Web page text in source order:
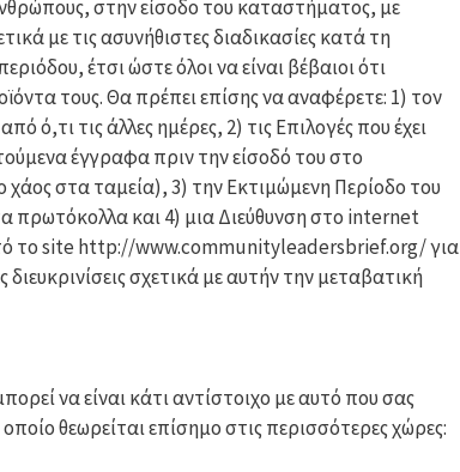
στην είσοδο του καταστήματος, με
με τις ασυνήθιστες διαδικασίες κατά τη
έτσι ώστε όλοι να είναι βέβαιοι ότι
τους. Θα πρέπει επίσης να αναφέρετε: 1) τον
ό,τι τις άλλες ημέρες, 2) τις Επιλογές που έχει
έγγραφα πριν την είσοδό του στο
στα ταμεία), 3) την Εκτιμώμενη Περίοδο του
πρωτόκολλα και 4) μια Διεύθυνση στο internet
το site http://www.communityleadersbrief.org/ για
σχετικά με αυτήν την μεταβατική
να είναι κάτι αντίστοιχο με αυτό που σας
θεωρείται επίσημο στις περισσότερες χώρες: